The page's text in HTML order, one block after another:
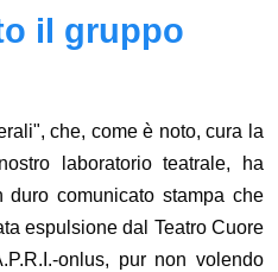
il gruppo
che, come è noto, cura la
laboratorio teatrale, ha
comunicato stampa che
espulsione dal Teatro Cuore
onlus, pur non volendo